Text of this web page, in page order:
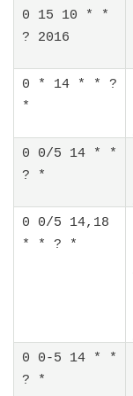
0 15 10 * *
? 2016
0 * 14 * * ?
*
0 0/5 14 * *
? *
0 0/5 14,18
* * ? *
0 0-5 14 * *
? *